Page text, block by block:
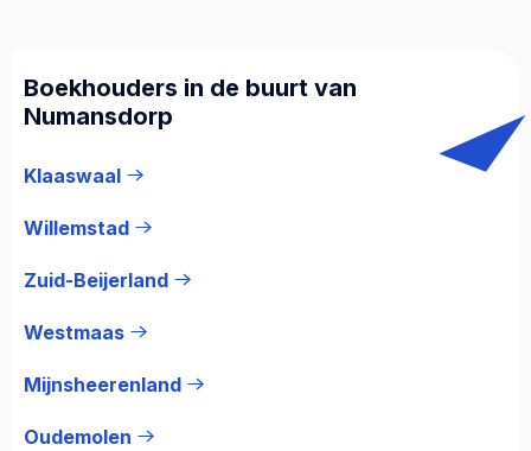
Boekhouders in de buurt van
Numansdorp
Klaaswaal
Willemstad
Zuid-Beijerland
Westmaas
Mijnsheerenland
Oudemolen